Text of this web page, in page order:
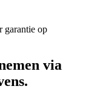
garantie op
via